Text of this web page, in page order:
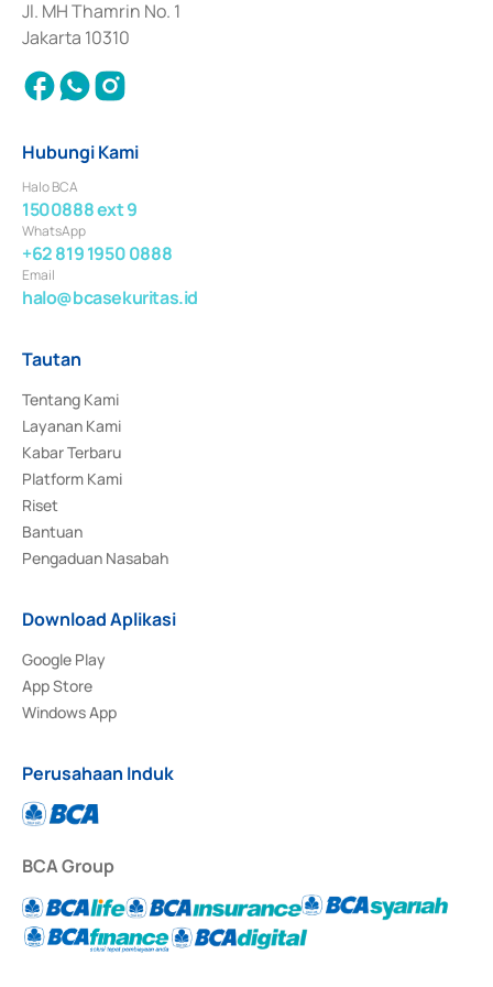
Jl. MH Thamrin No. 1
Jakarta 10310
Hubungi Kami
Halo BCA
1500888 ext 9
WhatsApp
+62 819 1950 0888
Email
halo@bcasekuritas.id
Tautan
Tentang Kami
Layanan Kami
Kabar Terbaru
Platform Kami
Riset
Bantuan
Pengaduan Nasabah
Download Aplikasi
Google Play
App Store
Windows App
Perusahaan Induk
BCA Group